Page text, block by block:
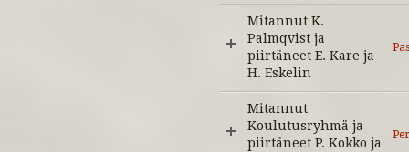
Mitannut K.
Palmqvist ja
piirtäneet E. Kare ja
H. Eskelin
Mitannut
Koulutusryhmä ja
piirtäneet P. Kokko ja